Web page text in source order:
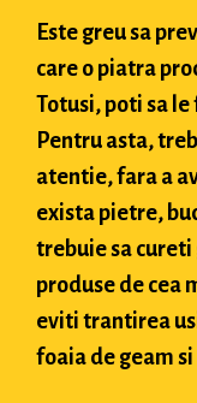
Este greu sa
care o piatra
Totusi, poti sa
Pentru asta,
atentie, fara a
exista pietre,
trebuie sa
produse de cea
eviti trantirea
foaia de geam